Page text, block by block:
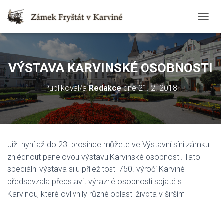
O
G
G
L
E
N
A
V
I
G
I
VÝSTAVA KARVINSKÉ OSOBNOSTI
Publikoval/aRedakcedne21. 2. 2018
Již nyní až do 23. prosince můžete ve Výstavní síni zámku
zhlédnout panelovou výstavu Karvinské osobnosti. Tato
speciální výstava si u příležitosti 750. výročí Karviné
předsevzala představit výrazné osobnosti spjaté s
Karvinou, které ovlivnily různé oblasti života v širším